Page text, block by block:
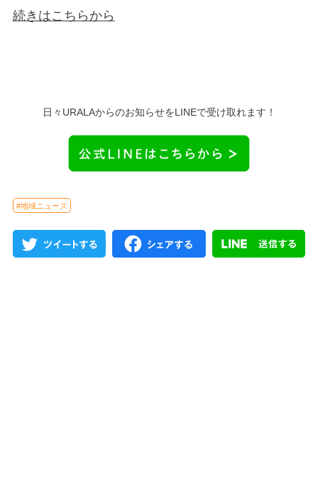
続きはこちらから
日々URALAからのお知らせをLINEで受け取れます！
#地域ニュース